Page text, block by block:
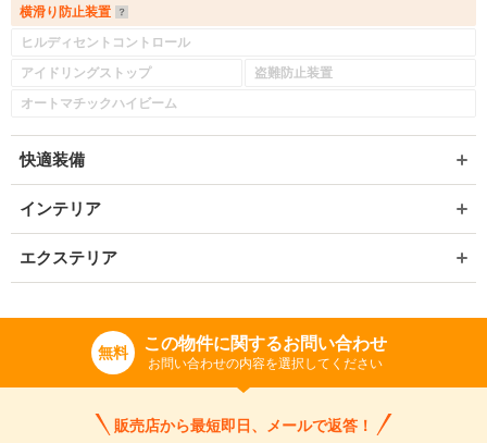
横滑り防止装置
ヒルディセントコントロール
アイドリングストップ
盗難防止装置
オートマチックハイビーム
快適装備
インテリア
エクステリア
無料 この物件に関するお問い合わせ
お問い合わせの内容を選択してください
販売店から最短即日、メールで返答！
入力途中の情報を保存しますか？
※保存された情報は90 日で破棄されます